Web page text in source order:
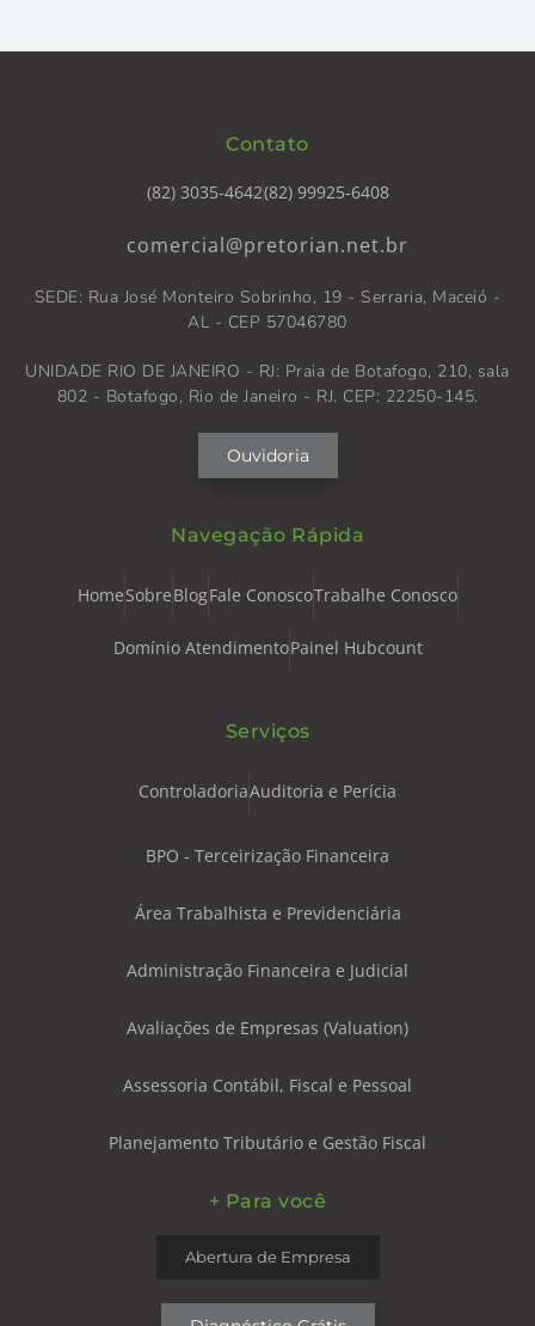
Contato
(82) 3035-4642(82) 99925-6408
comercial@pretorian.net.br
SEDE: Rua José Monteiro Sobrinho, 19 - Serraria, Maceió -
AL - CEP 57046780
UNIDADE RIO DE JANEIRO - RJ: Praia de Botafogo, 210, sala
802 - Botafogo, Rio de Janeiro - RJ. CEP: 22250-145.
Ouvidoria
Navegação Rápida
HomeSobreBlogFale ConoscoTrabalhe Conosco
Domínio AtendimentoPainel Hubcount
Serviços
ControladoriaAuditoria e Perícia
BPO - Terceirização Financeira
Área Trabalhista e Previdenciária
Administração Financeira e Judicial
Avaliações de Empresas (Valuation)
Assessoria Contábil, Fiscal e Pessoal
Planejamento Tributário e Gestão Fiscal
+ Para você
Abertura de Empresa